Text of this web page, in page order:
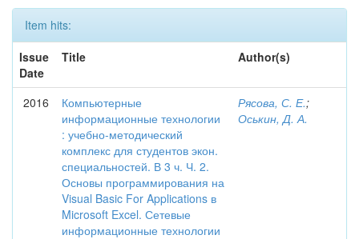
Item hits:
Issue
Date
Title Author(s)
2016
Компьютерные
информационные технологии
: учебно-методический
комплекс для студентов экон.
специальностей. В 3 ч. Ч. 2.
Основы программирования на
Visual Basic For Applications в
Microsoft Excel. Сетевые
информационные технологии
Рясова, С. Е.;
Оськин, Д. А.